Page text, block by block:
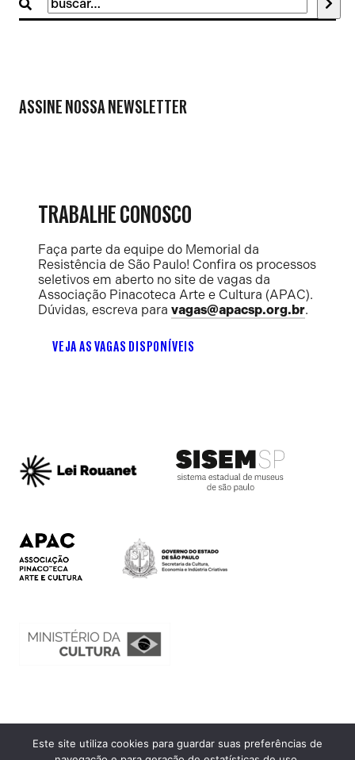
Buscar
por:
ASSINE NOSSA NEWSLETTER
TRABALHE CONOSCO
Faça parte da equipe do Memorial da
Resistência de São Paulo! Confira os processos
seletivos em aberto no site de vagas da
Associação Pinacoteca Arte e Cultura (APAC).
Dúvidas, escreva para vagas@apacsp.org.br.
VEJA AS VAGAS DISPONÍVEIS
Ouvidoria
Este site utiliza cookies para guardar suas preferências de